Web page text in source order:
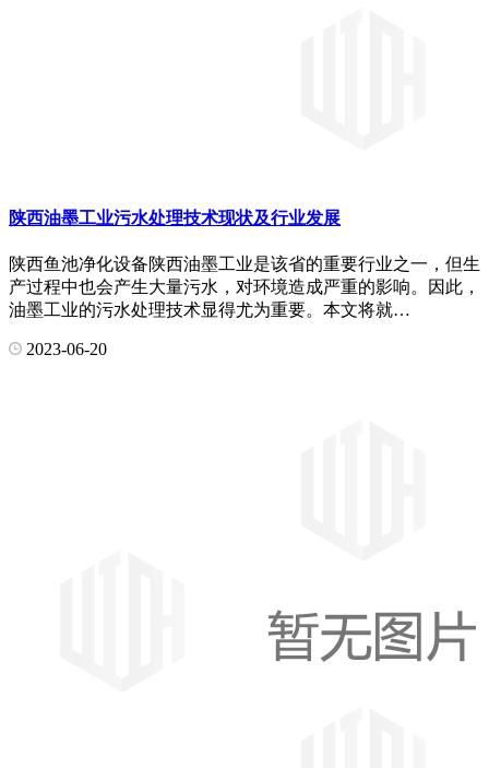
陕西油墨工业污水处理技术现状及行业发展
陕西鱼池净化设备陕西油墨工业是该省的重要行业之一，但生
产过程中也会产生大量污水，对环境造成严重的影响。因此，
油墨工业的污水处理技术显得尤为重要。本文将就…
2023-06-20